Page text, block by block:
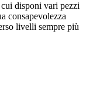
disponi vari pezzi
consapevolezza
livelli sempre più